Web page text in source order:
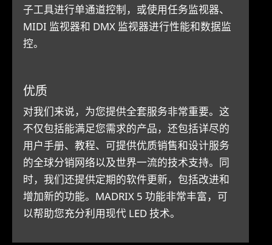
子工具进行单通道控制，或使用任务监视器、
MIDI 监视器和 DMX 监视器进行性能和数据监
控。
优质
对我们来说，为您提供全套服务非常重要。这
不仅包括能满足您需求的产品，还包括详尽的
用户手册、教程、可提供优质销售和设计服务
的全球分销网络以及世界一流的技术支持。同
时，我们还提供定期的软件更新，包括改进和
增加新的功能。MADRIX 5 功能非常丰富，可
以帮助您充分利用现代 LED 技术。